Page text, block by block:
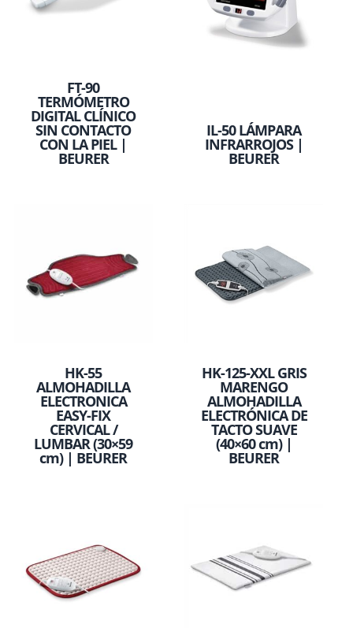
FT-90
TERMÓMETRO
DIGITAL CLÍNICO
SIN CONTACTO
CON LA PIEL |
BEURER
IL-50 LÁMPARA
INFRARROJOS |
BEURER
HK-55
ALMOHADILLA
ELECTRONICA
EASY-FIX
CERVICAL /
LUMBAR (30×59
cm) | BEURER
HK-125-XXL GRIS
MARENGO
ALMOHADILLA
ELECTRÓNICA DE
TACTO SUAVE
(40×60 cm) |
BEURER